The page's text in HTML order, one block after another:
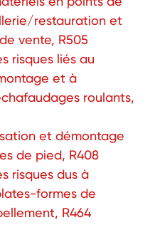
restauration et
vente, R505
risques liés au
et à
roulants,
et démontage
de pied, R408
risques dus à
formes de
R464